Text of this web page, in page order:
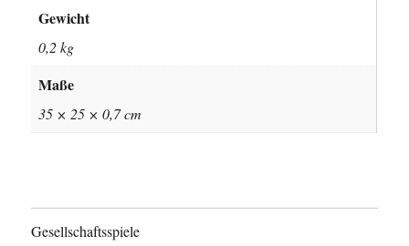
Gewicht
0,2 kg
Maße
35 × 25 × 0,7 cm
Gesellschaftsspiele